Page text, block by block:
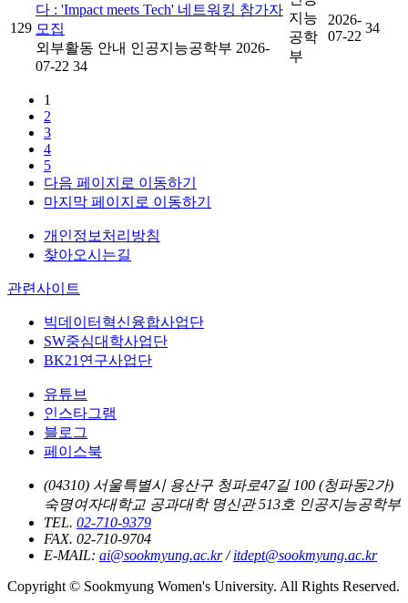
129
다 : 'Impact meets Tech' 네트워킹 참가자
모집
외부활동 안내 인공지능공학부 2026-
07-22 34
지능
공학
부
2026-
07-22
34
1
2
3
4
5
다음 페이지로 이동하기
마지막 페이지로 이동하기
개인정보처리방침
찾아오시는길
관련사이트
빅데이터혁신융합사업단
SW중심대학사업단
BK21연구사업단
유튜브
인스타그램
블로그
페이스북
(04310) 서울특별시 용산구 청파로47길 100 (청파동2가)
숙명여자대학교 공과대학 명신관 513호 인공지능공학부
TEL. 02-710-9379
FAX. 02-710-9704
E-MAIL: ai@sookmyung.ac.kr/itdept@sookmyung.ac.kr
Copyright © Sookmyung Women's University. All Rights Reserved.